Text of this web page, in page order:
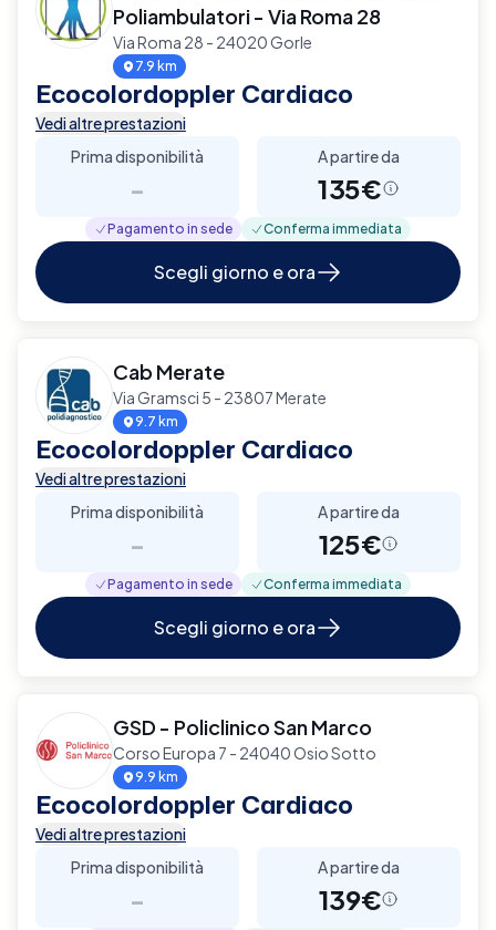
Poliambulatori - Via Roma 28
Via Roma 28 - 24020 Gorle
7.9 km
Ecocolordoppler Cardiaco
Vedi altre prestazioni
Prima disponibilità
-
A partire da
135€
Pagamento in sede Conferma immediata
Scegli giorno e ora
Cab Merate
Via Gramsci 5 - 23807 Merate
9.7 km
Ecocolordoppler Cardiaco
Vedi altre prestazioni
Prima disponibilità
-
A partire da
125€
Pagamento in sede Conferma immediata
Scegli giorno e ora
GSD - Policlinico San Marco
Corso Europa 7 - 24040 Osio Sotto
9.9 km
Ecocolordoppler Cardiaco
Vedi altre prestazioni
Prima disponibilità
-
A partire da
139€